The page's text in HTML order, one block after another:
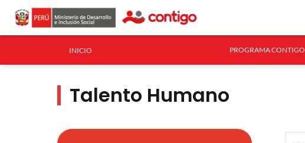
INICIO PROGRAMA CONTIGO
Talento Humano